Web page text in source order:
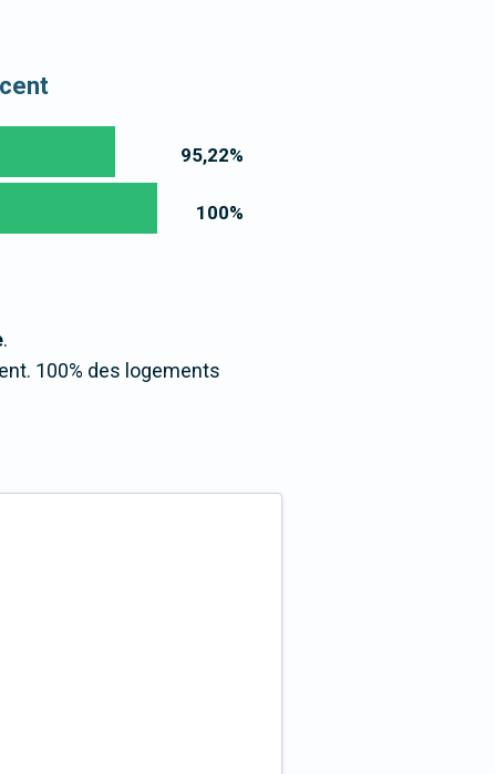
95,22%
100%
.
100% des logements